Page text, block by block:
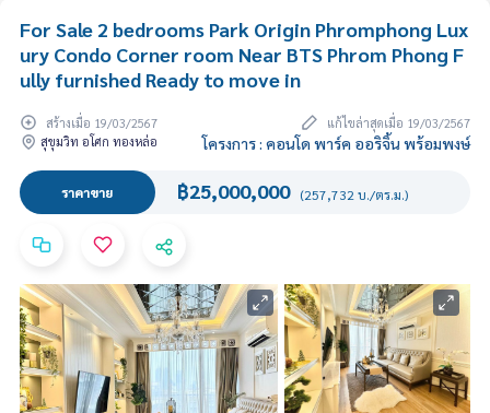
For Sale 2 bedrooms Park Origin Phromphong Lux
ury Condo Corner room Near BTS Phrom Phong F
ully furnished Ready to move in
สร้างเมื่อ 19/03/2567
แก้ไขล่าสุดเมื่อ 19/03/2567
สุขุมวิท อโศก ทองหล่อ
โครงการ : คอนโด พาร์ค ออริจิ้น พร้อมพงษ์
ราคาขาย ฿25,000,000 (257,732 บ./ตร.ม.)